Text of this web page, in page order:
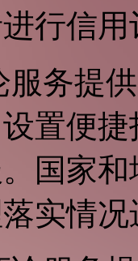
行信用
服务提
置便
国家
实情